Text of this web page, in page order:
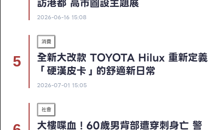
2026-06-16 15:08
消費
全新大改款 TOYOTA Hilux 重新定義
「硬漢皮卡」的舒適新日常
2026-07-01 15:05
社會
大樓喋血！60歲男背部遭穿刺身亡 警